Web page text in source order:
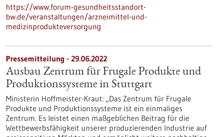
https://www.forum-gesundheitsstandort-
bw.de/veranstaltungen/arzneimittel-und-
medizinprodukteversorgung
Pressemitteilung - 29.06.2022
Ausbau Zentrum für Frugale Produkte und
Produktionssysteme in Stuttgart
Ministerin Hoffmeister-Kraut: „Das Zentrum für Frugale
Produkte und Produktionssysteme ist ein einmaliges
Zentrum. Es leistet einen maßgeblichen Beitrag für die
Wettbewerbsfähigkeit unserer produzierenden Industrie auf